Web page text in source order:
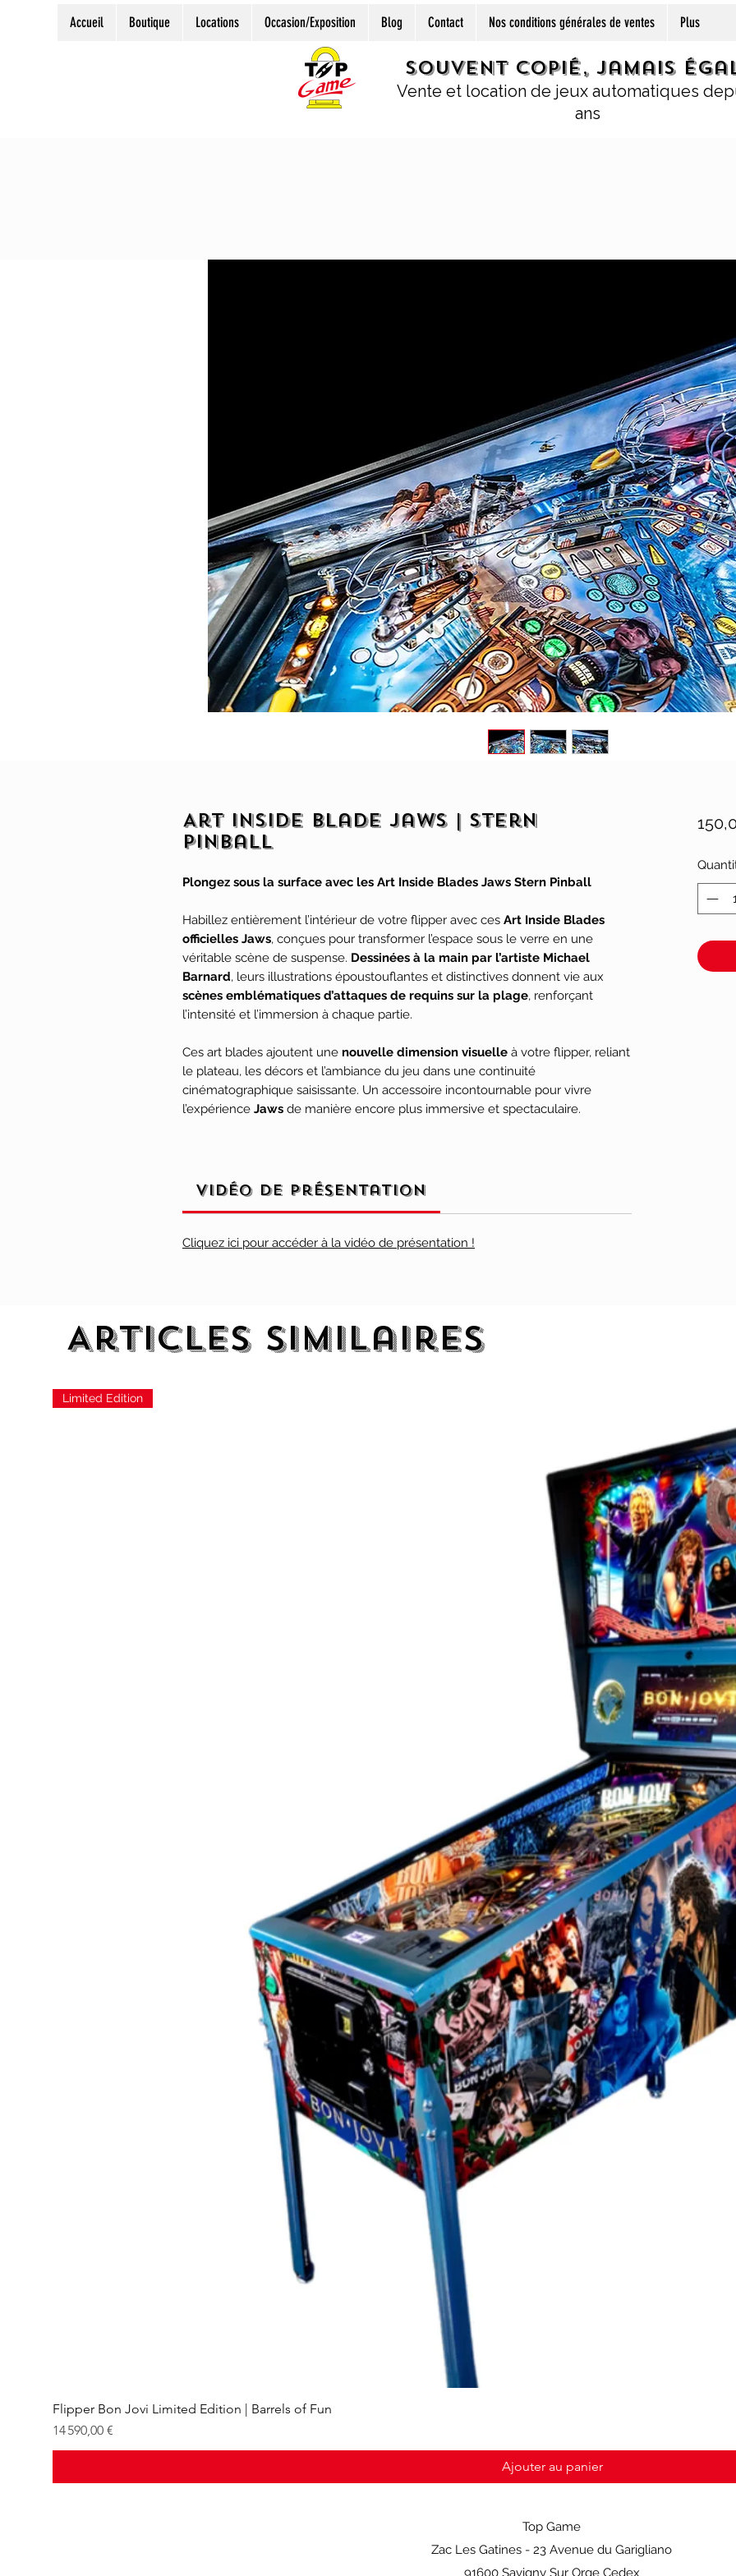
Accueil Boutique Locations Occasion/Exposition Blog Contact Nos conditions générales de ventes Plus
Souvent copié, jamais
Vente et location de jeux automatiques
ans
Art Inside Blade Jaws | Stern
Pinball
Plongez sous la surface avec les Art Inside Blades Jaws Stern Pinball
Habillez entièrement l’intérieur de votre flipper avec ces Art Inside Blades
officielles Jaws, conçues pour transformer l’espace sous le verre en une
véritable scène de suspense. Dessinées à la main par l’artiste Michael
Barnard, leurs illustrations époustouflantes et distinctives donnent vie aux
scènes emblématiques d’attaques de requins sur la plage, renforçant
l’intensité et l’immersion à chaque partie.
Ces art blades ajoutent une nouvelle dimension visuelle à votre flipper, reliant
le plateau, les décors et l’ambiance du jeu dans une continuité
cinématographique saisissante. Un accessoire incontournable pour vivre
l’expérience Jaws de manière encore plus immersive et spectaculaire.
Vidéo de présentation
Cliquez ici pour accéder à la vidéo de présentation !
Articles similaires
Limited Edition
Flipper Bon Jovi Limited Edition | Barrels of Fun
Prix
14 590,00 €
Ajouter au panier
Top Game
Zac Les Gatines - 23 Avenue du Garigliano
91600 Savigny Sur Orge Cedex